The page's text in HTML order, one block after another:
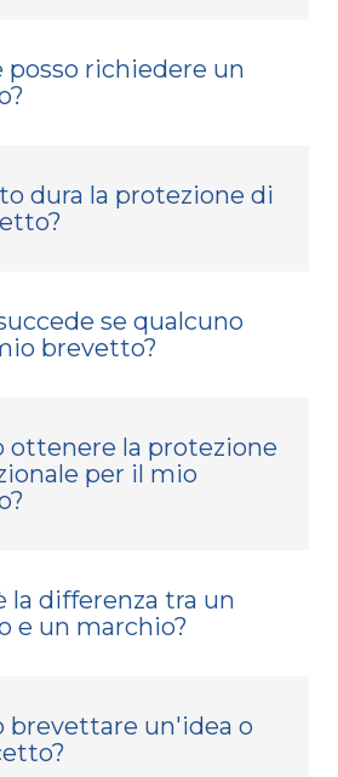
posso richiedere un
dura la protezione di
se qualcuno
brevetto?
ottenere la protezione
per il mio
la differenza tra un
e un marchio?
brevettare un'idea o